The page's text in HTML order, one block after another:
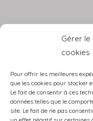
Gérer le
cookies
Pour offrir les meilleures
que les cookies pour stocker
Le fait de consentir à ces
données telles que le
site. Le fait de ne pas